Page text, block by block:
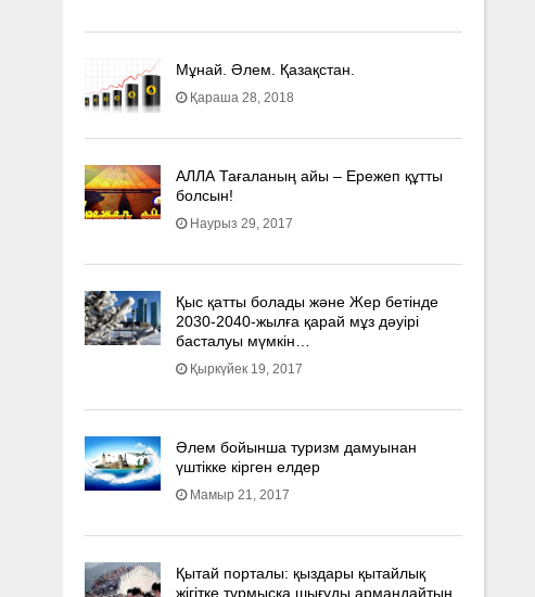
Мұнай. Әлем. Қазақстан.
Қараша 28, 2018
АЛЛА Тағаланың айы – Ережеп құтты
болсын!
Наурыз 29, 2017
Қыс қатты болады және Жер бетінде
2030-2040­-жылға қарай мұз дәуірі
басталуы мүмкін…
Қыркүйек 19, 2017
Әлем бойынша туризм дамуынан
үштікке кірген елдер
Мамыр 21, 2017
Қытай порталы: қыздары қытайлық
жігітке тұрмысқа шығуды армандайтын